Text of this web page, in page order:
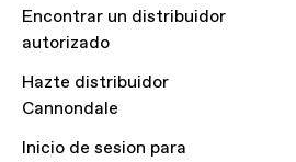
Encontrar un distribuidor
autorizado
Hazte distribuidor
Cannondale
Inicio de sesion para